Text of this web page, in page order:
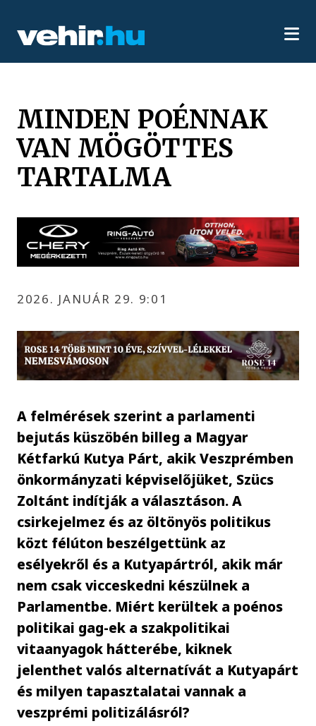
MINDEN POÉNNAK
VAN MÖGÖTTES
TARTALMA
2026. JANUÁR 29. 9:01
A felmérések szerint a parlamenti
bejutás küszöbén billeg a Magyar
Kétfarkú Kutya Párt, akik Veszprémben
önkormányzati képviselőjüket, Szücs
Zoltánt indítják a választáson. A
csirkejelmez és az öltönyös politikus
közt félúton beszélgettünk az
esélyekről és a Kutyapártról, akik már
nem csak vicceskedni készülnek a
Parlamentbe. Miért kerültek a poénos
politikai gag-ek a szakpolitikai
vitaanyagok hátterébe, kiknek
jelenthet valós alternatívát a Kutyapárt
és milyen tapasztalatai vannak a
veszprémi politizálásról?